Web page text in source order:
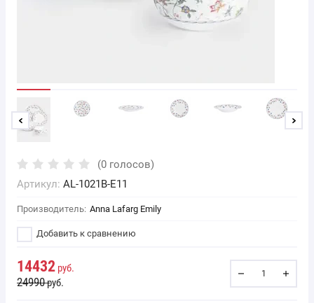
(0 голосов)
Артикул: AL-1021B-E11
Производитель: Anna Lafarg Emily
Добавить к сравнению
14432 руб.
24990руб.